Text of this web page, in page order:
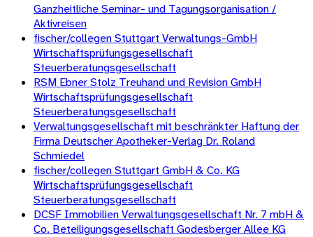
Ganzheitliche Seminar- und Tagungsorganisation /
Aktivreisen
fischer/collegen Stuttgart Verwaltungs-GmbH
Wirtschaftsprüfungsgesellschaft
Steuerberatungsgesellschaft
RSM Ebner Stolz Treuhand und Revision GmbH
Wirtschaftsprüfungsgesellschaft
Steuerberatungsgesellschaft
Verwaltungsgesellschaft mit beschränkter Haftung der
Firma Deutscher Apotheker-Verlag Dr. Roland
Schmiedel
fischer/collegen Stuttgart GmbH & Co. KG
Wirtschaftsprüfungsgesellschaft
Steuerberatungsgesellschaft
DCSF Immobilien Verwaltungsgesellschaft Nr. 7 mbH &
Co. Beteiligungsgesellschaft Godesberger Allee KG